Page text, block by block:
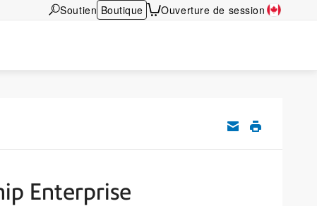
Soutien Boutique Ouverture de session
Enterprise